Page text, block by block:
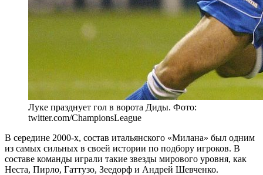
Луке празднует гол в ворота Диды. Фото:
twitter.com/ChampionsLeague
В середине 2000-х, состав итальянского «Милана» был одним
из самых сильных в своей истории по подбору игроков. В
составе команды играли такие звезды мирового уровня, как
Неста, Пирло, Гаттузо, Зеедорф и Андрей Шевченко.